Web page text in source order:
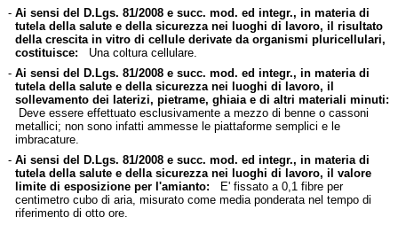
- Ai sensi del D.Lgs. 81/2008 e succ. mod. ed integr., in materia di
tutela della salute e della sicurezza nei luoghi di lavoro, il risultato
della crescita in vitro di cellule derivate da organismi pluricellulari,
costituisce: Una coltura cellulare.
- Ai sensi del D.Lgs. 81/2008 e succ. mod. ed integr., in materia di
tutela della salute e della sicurezza nei luoghi di lavoro, il
sollevamento dei laterizi, pietrame, ghiaia e di altri materiali minuti:
Deve essere effettuato esclusivamente a mezzo di benne o cassoni
metallici; non sono infatti ammesse le piattaforme semplici e le
imbracature.
- Ai sensi del D.Lgs. 81/2008 e succ. mod. ed integr., in materia di
tutela della salute e della sicurezza nei luoghi di lavoro, il valore
limite di esposizione per l'amianto: E' fissato a 0,1 fibre per
centimetro cubo di aria, misurato come media ponderata nel tempo di
riferimento di otto ore.